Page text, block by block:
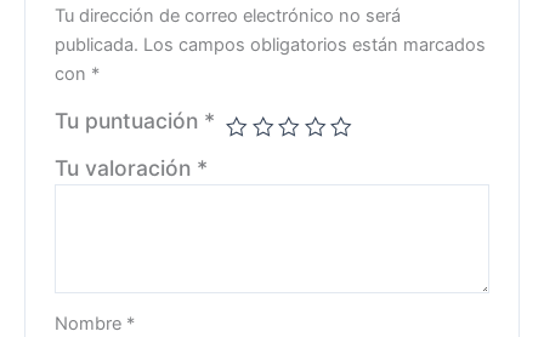
Tu dirección de correo electrónico no será
publicada. Los campos obligatorios están marcados
con *
Tu puntuación *
Tu valoración *
Nombre *